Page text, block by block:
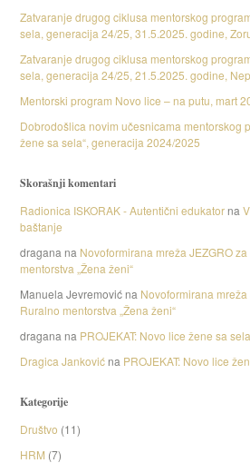
Zatvaranje drugog ciklusa mentorskog
sela, generacija 24/25, 31.5.2025. godine,
Zatvaranje drugog ciklusa mentorskog
sela, generacija 24/25, 21.5.2025. godine,
Mentorski program Novo lice – na putu, mart
Dobrodošlica novim učesnicama mentorskog
žene sa sela“, generacija 2024/2025
Skorašnji komentari
Radionica ISKORAK - Autentični edukatorna
baštanje
dragana na Novoformirana mreža JEZGRO
mentorstva „Žena ženi“
Manuela Jevremovićna Novoformirana
Ruralno mentorstva „Žena ženi“
dragana na PROJEKAT: Novo lice žene sa sela
Dragica Jankovićna PROJEKAT: Novo lice
Kategorije
Društvo (11)
HRM (7)